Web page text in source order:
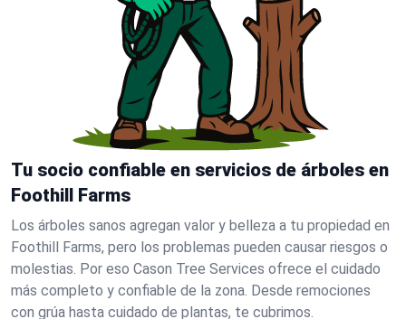
Tu socio confiable en servicios de árboles en
Foothill Farms
Los árboles sanos agregan valor y belleza a tu propiedad en
Foothill Farms, pero los problemas pueden causar riesgos o
molestias. Por eso Cason Tree Services ofrece el cuidado
más completo y confiable de la zona. Desde remociones
con grúa hasta cuidado de plantas, te cubrimos.